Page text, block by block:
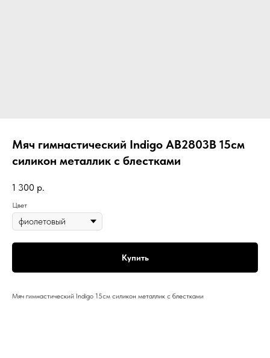
Мяч гимнастический Indigo AB2803B 15см
силикон металлик с блестками
1 300 р.
Цвет
Купить
Мяч гимнастический Indigo 15см силикон металлик с блестками